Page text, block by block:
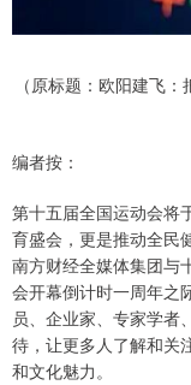
（原标题：欧阳建飞
编者按：
第十五届全国运动会将
育盛会，更是推动全民
南方财经全媒体集团与
会开幕倒计时一周年之
员、企业家、专家学者
待，让更多人了解和关
和文化魅力。